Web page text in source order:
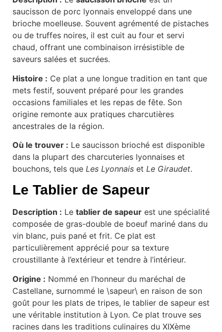
saucisson de porc lyonnais enveloppé dans une
brioche moelleuse. Souvent agrémenté de pistaches
ou de truffes noires, il est cuit au four et servi
chaud, offrant une combinaison irrésistible de
saveurs salées et sucrées.
Histoire : Ce plat a une longue tradition en tant que
mets festif, souvent préparé pour les grandes
occasions familiales et les repas de fête. Son
origine remonte aux pratiques charcutières
ancestrales de la région.
Où le trouver : Le saucisson brioché est disponible
dans la plupart des charcuteries lyonnaises et
bouchons, tels que Les Lyonnais et Le Giraudet.
Le Tablier de Sapeur
Description : Le tablier de sapeur est une spécialité
composée de gras-double de boeuf mariné dans du
vin blanc, puis pané et frit. Ce plat est
particulièrement apprécié pour sa texture
croustillante à l’extérieur et tendre à l’intérieur.
Origine : Nommé en l’honneur du maréchal de
Castellane, surnommé le \sapeur\ en raison de son
goût pour les plats de tripes, le tablier de sapeur est
une véritable institution à Lyon. Ce plat trouve ses
racines dans les traditions culinaires du XIXème